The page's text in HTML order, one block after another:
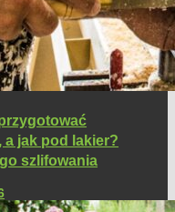
jak pod lakier?
szlifowania